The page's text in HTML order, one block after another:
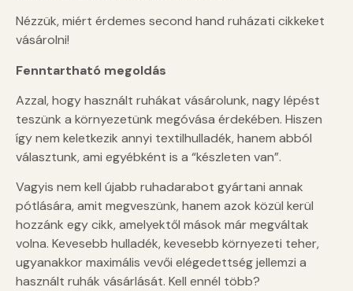
Nézzük, miért érdemes second hand ruházati cikkeket
vásárolni!
Fenntartható megoldás
Azzal, hogy használt ruhákat vásárolunk, nagy lépést
teszünk a környezetünk megóvása érdekében. Hiszen
így nem keletkezik annyi textilhulladék, hanem abból
választunk, ami egyébként is a “készleten van”.
Vagyis nem kell újabb ruhadarabot gyártani annak
pótlására, amit megveszünk, hanem azok közül kerül
hozzánk egy cikk, amelyektől mások már megváltak
volna. Kevesebb hulladék, kevesebb környezeti teher,
ugyanakkor maximális vevői elégedettség jellemzi a
használt ruhák vásárlását. Kell ennél több?